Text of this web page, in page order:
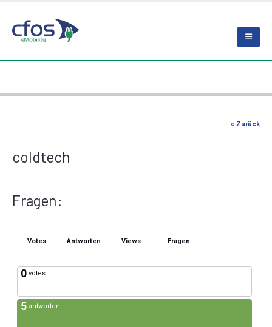
« Zurück
coldtech
Fragen:
Votes Antworten Views Fragen
0 votes
5 antworten